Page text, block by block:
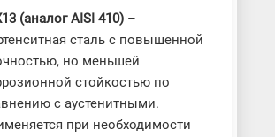
(аналог AISI 410)–
сталь с повышенной
но меньшей
стойкостью по
с аустенитными.
при необходимости